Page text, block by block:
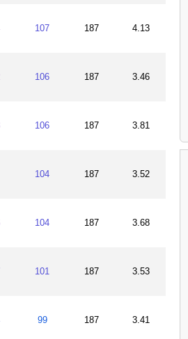
107 187 4.13
106 187 3.46
106 187 3.81
104 187 3.52
104 187 3.68
101 187 3.53
99 187 3.41